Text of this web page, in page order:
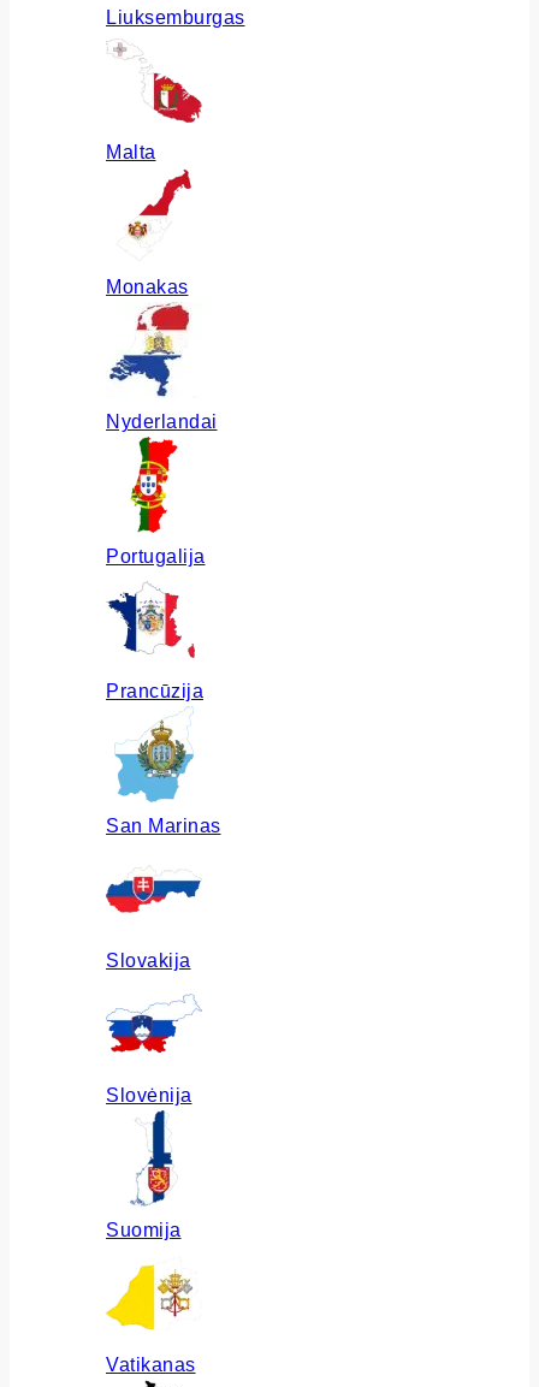
Liuksemburgas
Malta
Monakas
Nyderlandai
Portugalija
Prancūzija
San Marinas
Slovakija
Slovėnija
Suomija
Vatikanas